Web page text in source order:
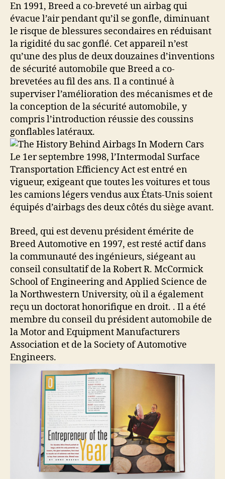
En 1991, Breed a co-breveté un airbag qui
évacue l’air pendant qu’il se gonfle, diminuant
le risque de blessures secondaires en réduisant
la rigidité du sac gonflé. Cet appareil n’est
qu’une des plus de deux douzaines d’inventions
de sécurité automobile que Breed a co-
brevetées au fil des ans. Il a continué à
superviser l’amélioration des mécanismes et de
la conception de la sécurité automobile, y
compris l’introduction réussie des coussins
gonflables latéraux.
Le 1er septembre 1998, l’Intermodal Surface
Transportation Efficiency Act est entré en
vigueur, exigeant que toutes les voitures et tous
les camions légers vendus aux États-Unis soient
équipés d’airbags des deux côtés du siège avant.
Breed, qui est devenu président émérite de
Breed Automotive en 1997, est resté actif dans
la communauté des ingénieurs, siégeant au
conseil consultatif de la Robert R. McCormick
School of Engineering and Applied Science de
la Northwestern University, où il a également
reçu un doctorat honorifique en droit. . Il a été
membre du conseil du président automobile de
la Motor and Equipment Manufacturers
Association et de la Society of Automotive
Engineers.